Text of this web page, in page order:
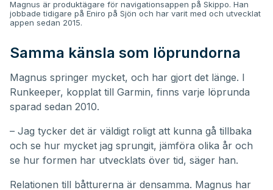
Magnus är produktägare för navigationsappen på Skippo. Han
jobbade tidigare på Eniro på Sjön och har varit med och utvecklat
appen sedan 2015.
Samma känsla som löprundorna
Magnus springer mycket, och har gjort det länge. I
Runkeeper, kopplat till Garmin, finns varje löprunda
sparad sedan 2010.
– Jag tycker det är väldigt roligt att kunna gå tillbaka
och se hur mycket jag sprungit, jämföra olika år och
se hur formen har utvecklats över tid, säger han.
Relationen till båtturerna är densamma. Magnus har